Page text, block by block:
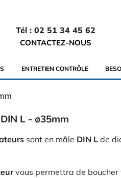
Tél : 02 51 34 45 62
CONTACTEZ-NOUS
ENTRETIEN CONTRÔLE
L - ø35mm
sont en mâle DIN L de
vous permettra de